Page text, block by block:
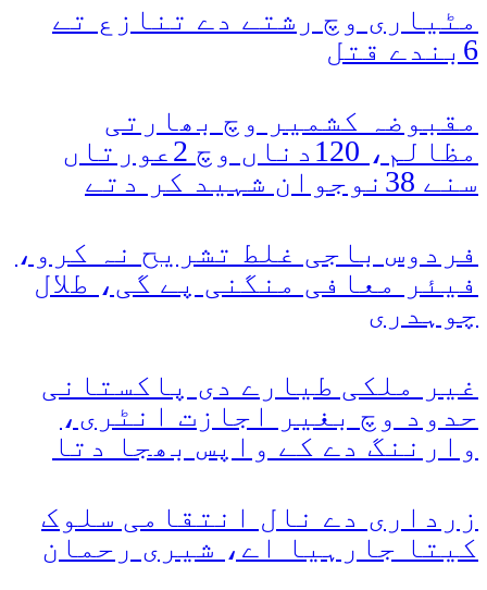
مٹیاری وچ رشتے دے تنازع تے
6بندے قتل
مقبوضہ کشمیر وچ بھارتی
مظالم، 120دناں وچ 2عورتاں
سنے 38نوجوان شہید کر دتے
فردوس باجی غلط تشریح نہ کرو،
فیئر معافی منگنی پے گی، طلال
چوہدری
غیر ملکی طیارے دی پاکستانی
حدود وچ بغیر اجازت انٹری،
وارننگ دے کے واپس بھجا دتا
زرداری دے نال انتقامی سلوک
کیتا جارہیا اے، شیری رحمان